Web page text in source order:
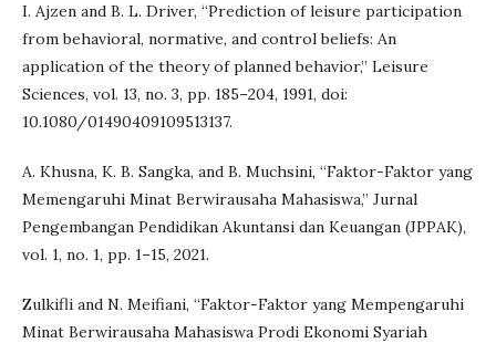
I. Ajzen and B. L. Driver, “Prediction of leisure participation
from behavioral, normative, and control beliefs: An
application of the theory of planned behavior,” Leisure
Sciences, vol. 13, no. 3, pp. 185–204, 1991, doi:
10.1080/01490409109513137.
A. Khusna, K. B. Sangka, and B. Muchsini, “Faktor-Faktor yang
Memengaruhi Minat Berwirausaha Mahasiswa,” Jurnal
Pengembangan Pendidikan Akuntansi dan Keuangan (JPPAK),
vol. 1, no. 1, pp. 1–15, 2021.
Zulkifli and N. Meifiani, “Faktor-Faktor yang Mempengaruhi
Minat Berwirausaha Mahasiswa Prodi Ekonomi Syariah